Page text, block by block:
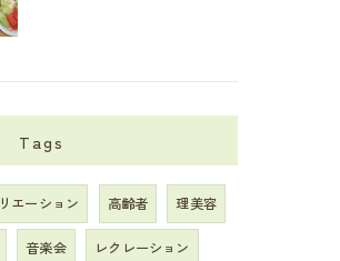
Tags
エーション 高齢者 理美容
音楽会 レクレーション